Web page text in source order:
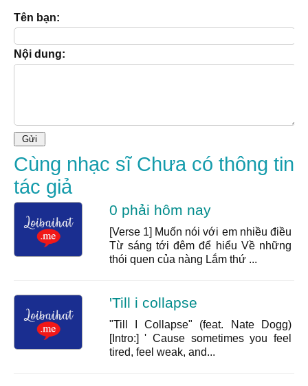
Tên bạn:
Nội dung:
Cùng nhạc sĩ Chưa có thông tin
tác giả
0 phải hôm nay
[Verse 1] Muốn nói với em nhiều điều
Từ sáng tới đêm để hiểu Về những
thói quen của nàng Lắm thứ ...
'Till i collapse
"Till I Collapse" (feat. Nate Dogg)
[Intro:] ' Cause sometimes you feel
tired, feel weak, and...